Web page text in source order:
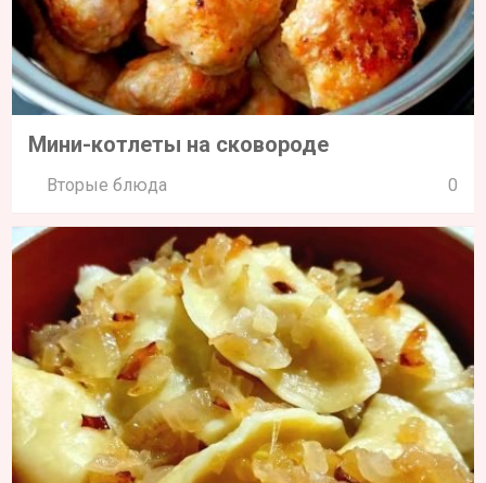
Мини-котлеты на сковороде
Вторые блюда 0